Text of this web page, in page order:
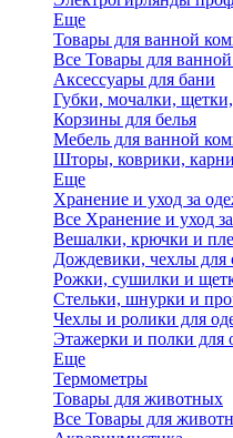
Еще
Товары для ванной
Все Товары для
Аксессуары для бани
Губки, мочалки,
Корзины для белья
Мебель для ванной
Шторы, коврики,
Еще
Хранение и уход за
Все Хранение и уход
Вешалки, крючки и
Дождевики, чехлы для
Рожки, сушилки и
Стельки, шнурки и
Чехлы и ролики для
Этажерки и полки для
Еще
Термометры
Товары для животных
Все Товары для